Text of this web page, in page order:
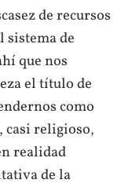
de recursos
sistema de
que nos
el título de
como
casi religioso,
realidad
de la